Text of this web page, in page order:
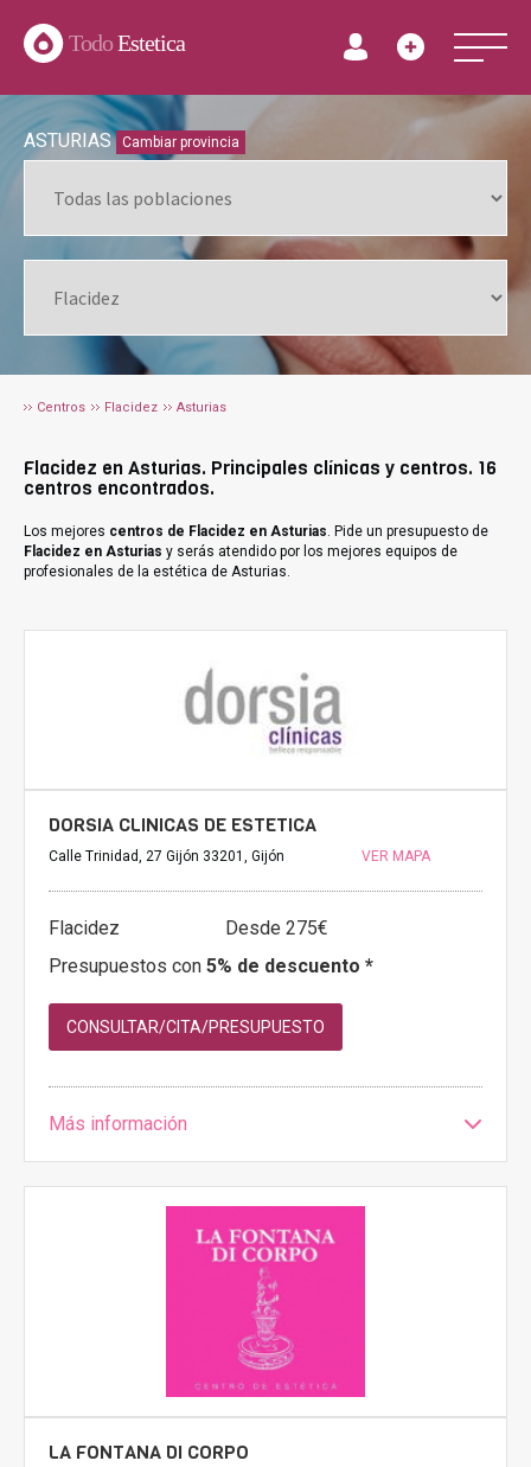
TodoEstetica
ASTURIAS Cambiar provincia
Centros Flacidez Asturias
Flacidez en Asturias. Principales clínicas y centros. 16
centros encontrados.
Los mejores centros de Flacidez en Asturias. Pide un presupuesto de
Flacidez en Asturias y serás atendido por los mejores equipos de
profesionales de la estética de Asturias.
DORSIA CLINICAS DE ESTETICA
Calle Trinidad, 27 Gijón 33201, Gijón VER MAPA
Flacidez
Desde 275€
Presupuestos con 5% de descuento *
CONSULTAR/CITA/PRESUPUESTO
Más información
LA FONTANA DI CORPO